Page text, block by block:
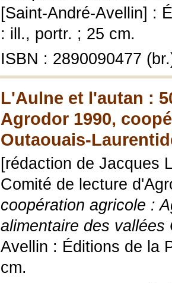
[Saint-André-Avellin] :
: ill., portr. ; 25 cm.
ISBN : 2890090477
L'Aulne et l'autan :
Agrodor 1990,
Outaouais-
[rédaction de Jacques
Comité de lecture
coopération agricole :
alimentaire des vallées
Avellin : Éditions de la
cm.